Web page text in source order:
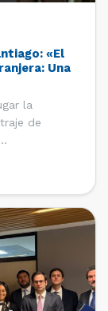
«El
Una
la
de